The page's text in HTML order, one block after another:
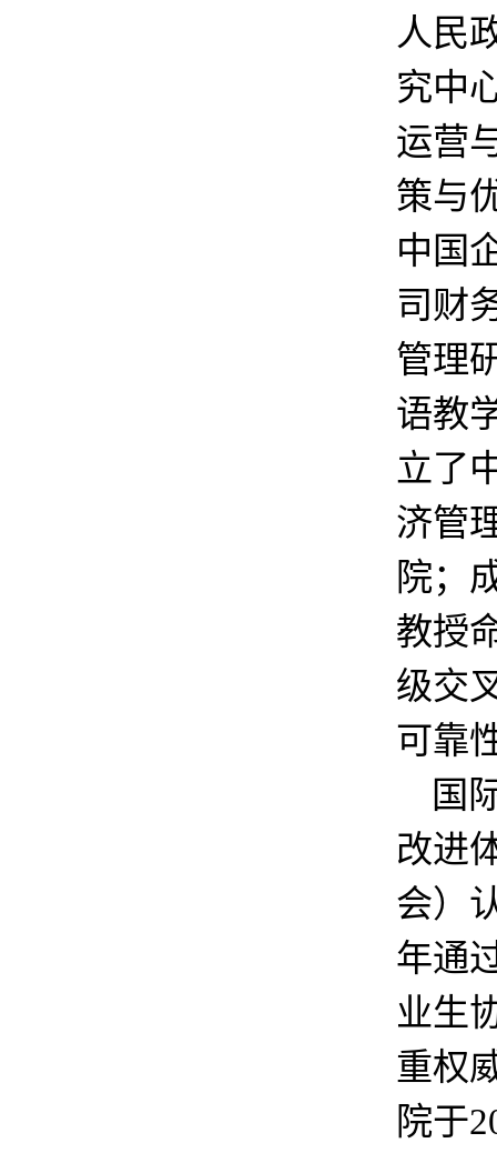
人民
究中
运营
策与
中国
司财
管理
语教
立了
济管
院；
教授
级交
可靠
国
改进
会）
年通
业生
重权
院于